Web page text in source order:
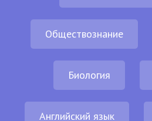
Обществознание
Биология
Английский язык